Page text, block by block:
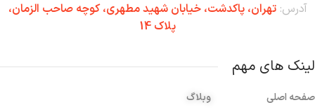
آدرس:تهران،‌ پاکدشت، خیابان شهید مطهری، کوچه صاحب الزمان،
پلاک 14
لینک های مهم
صفحه اصلی
وبلاگ